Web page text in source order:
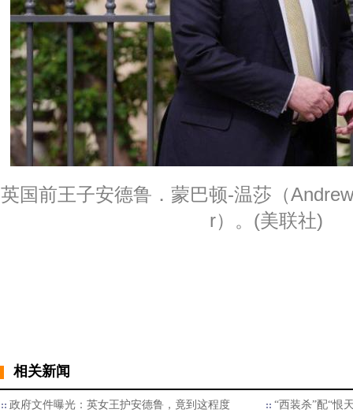
英国前王子安德鲁．蒙巴顿-温莎（
r）。(美联社)
相关新闻
政府文件曝光：英女王护安德鲁，竟到这程度
“西装杀”配“恨